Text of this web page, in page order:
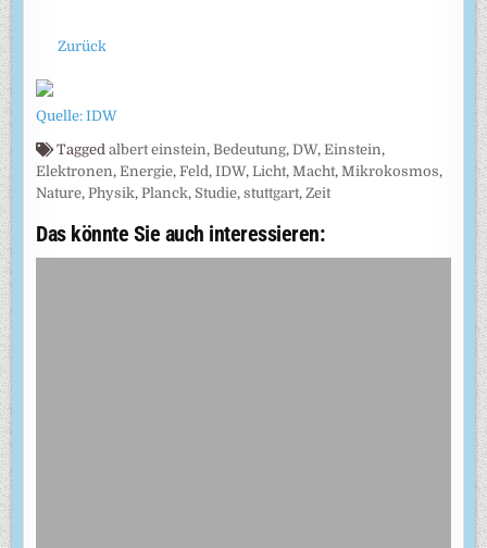
Zurück
Quelle: IDW
Taggedalbert einstein,Bedeutung,DW,Einstein,
Elektronen,Energie,Feld,IDW,Licht,Macht,Mikrokosmos,
Nature,Physik,Planck, Studie,stuttgart,Zeit
Das könnte Sie auch interessieren: